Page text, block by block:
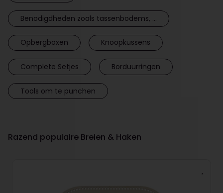
Benodigdheden zoals tassenbodems, ...
Opbergboxen Knoopkussens
Complete Setjes Borduurringen
Tools om te punchen
Razend populaire Breien & Haken